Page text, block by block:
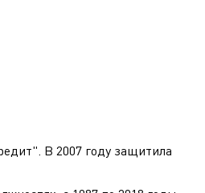
В 2007 году защитила